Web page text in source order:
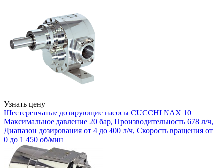
Узнать цену
Шестеренчатые дозирующие насосы CUCCHI NAX 10
Максимальное давление 20 бар, Производительность 678 л/ч,
Диапазон дозирования от 4 до 400 л/ч, Скорость вращения от
0 до 1 450 об/мин